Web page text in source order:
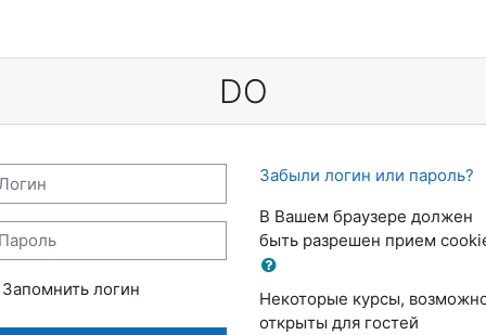
DO
Запомнить логин
Забыли логин или пароль?
В Вашем браузере должен
быть разрешен прием
Некоторые курсы,
открыты для гостей